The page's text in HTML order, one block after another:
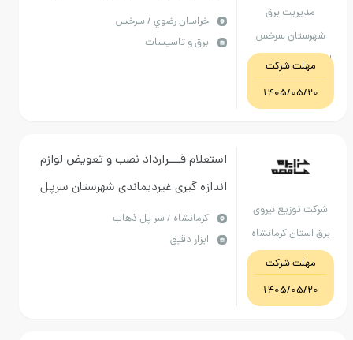
سرخس
رضویشرکت
1405/
روستایی واقع در منطقه جاده روستای
کندکلی و جاده مشهد شهرستان سرخس -
1405-تملک 1404
خراسان رضوي / سرخس
برق و تاسیسات
نیروی
کرمانشاه
شرکت
1405/
استعلام قـــرارداد نصب و تعویض لوازم
اندازه گیری غیردیماندی شهرستان سرپل
ذهاب در سال 1405
كرمانشاه / سر پل ذهاب
ابزار دقیق